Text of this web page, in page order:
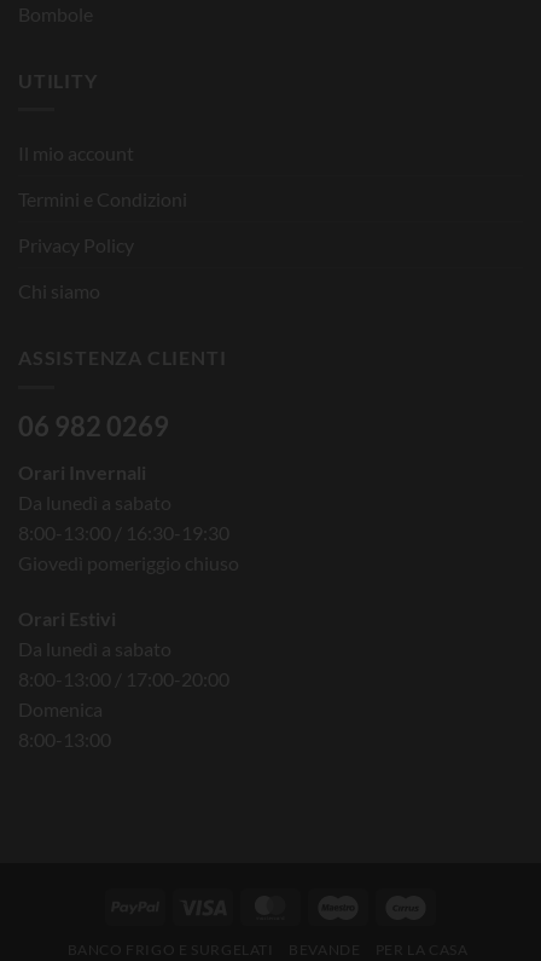
Bombole
UTILITY
Il mio account
Termini e Condizioni
Privacy Policy
Chi siamo
ASSISTENZA CLIENTI
06 982 0269
Orari Invernali
Da lunedì a sabato
8:00-13:00 / 16:30-19:30
Giovedì pomeriggio chiuso
Orari Estivi
Da lunedì a sabato
8:00-13:00 / 17:00-20:00
Domenica
8:00-13:00